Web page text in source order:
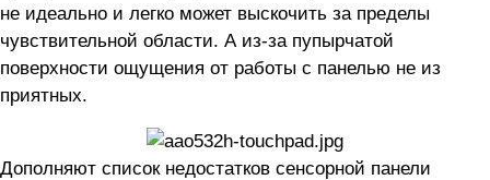
не идеально и легко может выскочить за пределы
чувствительной области. А из-за пупырчатой
поверхности ощущения от работы с панелью не из
приятных.
Дополняют список недостатков сенсорной панели